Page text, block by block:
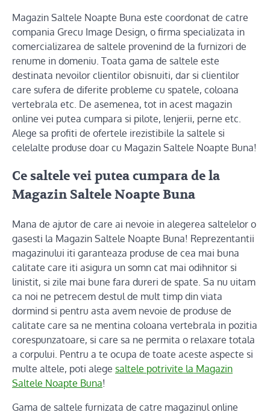
Magazin Saltele Noapte Buna este coordonat de catre
compania Grecu Image Design, o firma specializata in
comercializarea de saltele provenind de la furnizori de
renume in domeniu. Toata gama de saltele este
destinata nevoilor clientilor obisnuiti, dar si clientilor
care sufera de diferite probleme cu spatele, coloana
vertebrala etc. De asemenea, tot in acest magazin
online vei putea cumpara si pilote, lenjerii, perne etc.
Alege sa profiti de ofertele irezistibile la saltele si
celelalte produse doar cu Magazin Saltele Noapte Buna!
Ce saltele vei putea cumpara de la
Magazin Saltele Noapte Buna
Mana de ajutor de care ai nevoie in alegerea saltelelor o
gasesti la Magazin Saltele Noapte Buna! Reprezentantii
magazinului iti garanteaza produse de cea mai buna
calitate care iti asigura un somn cat mai odihnitor si
linistit, si zile mai bune fara dureri de spate. Sa nu uitam
ca noi ne petrecem destul de mult timp din viata
dormind si pentru asta avem nevoie de produse de
calitate care sa ne mentina coloana vertebrala in pozitia
corespunzatoare, si care sa ne permita o relaxare totala
a corpului. Pentru a te ocupa de toate aceste aspecte si
multe altele, poti alege saltele potrivite la Magazin
Saltele Noapte Buna!
Gama de saltele furnizata de catre magazinul online